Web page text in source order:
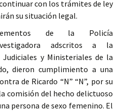
con los trámites de ley
su situación legal.
de la Policía
adscritos a la
y Ministeriales de la
dieron cumplimiento a una
de Ricardo “N” “N”, por su
comisión del hecho delictuoso
persona de sexo femenino. El